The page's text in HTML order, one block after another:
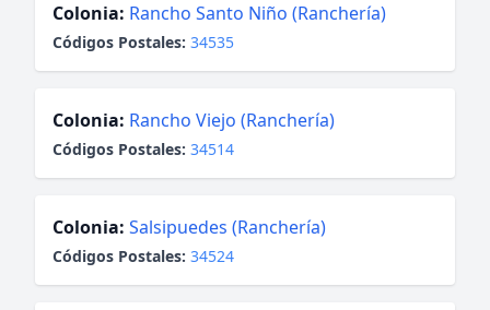
Colonia: Rancho Santo Niño (Ranchería)
Códigos Postales: 34535
Colonia: Rancho Viejo (Ranchería)
Códigos Postales: 34514
Colonia: Salsipuedes (Ranchería)
Códigos Postales: 34524